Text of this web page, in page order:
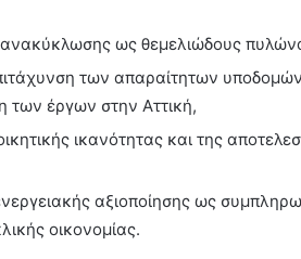
ως θεμελιώδους
των απαραίτητων
των έργων στην Αττική,
ικανότητας και της
αξιοποίησης ως
οικονομίας.